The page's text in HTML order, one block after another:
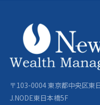
〒103-0004 東京都中央区東
J.NODE東日本橋5F